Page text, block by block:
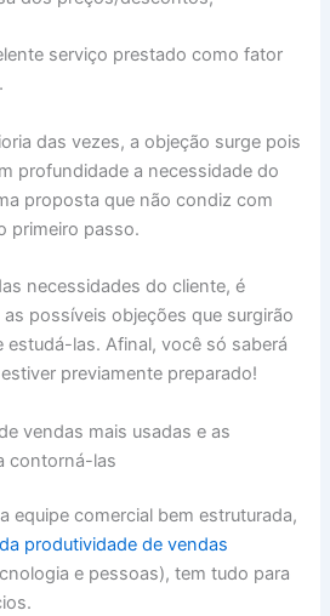
serviço prestado como fator
das vezes, a objeção surge pois
profundidade a necessidade do
proposta que não condiz com
primeiro passo.
necessidades do cliente, é
possíveis objeções que surgirão
las. Afinal, você só saberá
previamente preparado!
vendas mais usadas e as
contorná-las
equipe comercial bem estruturada,
produtividade de vendas
e pessoas), tem tudo para